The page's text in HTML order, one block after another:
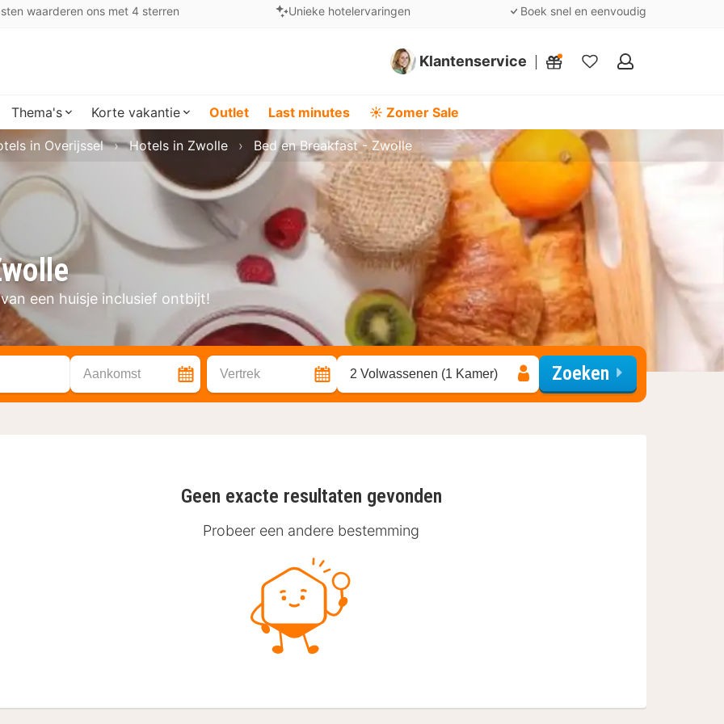
waarderen ons met 4 sterren Unieke hotelervaringen Boek snel en eenvoudig
Klantenservice
Mijn
Thema's Korte vakantie Outlet Last minutes ☀️ Zomer Sale
een huisje inclusief ontbijt!
in Overijssel Hotels in Zwolle Bed en Breakfast - Zwolle
Aankomst Vertrek 2 Volwassenen (1 Kamer) Zoeken
Geen exacte resultaten gevonden
Probeer een andere bestemming